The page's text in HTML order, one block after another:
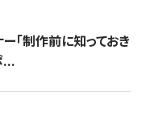
「制作前に知っておき
...